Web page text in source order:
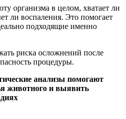
организма в целом, хватает ли
ли воспаления. Это помогает
подходящие именно
риска осложнений после
процедуры.
анализы помогают
животного и выявить